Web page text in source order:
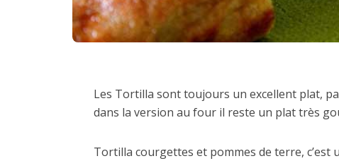
Les Tortilla sont toujours un excellent plat,
dans la version au four il reste un plat très
Tortilla courgettes et pommes de terre, c’est